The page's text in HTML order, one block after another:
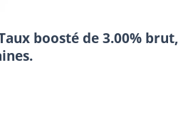
boosté de 3.00% brut,